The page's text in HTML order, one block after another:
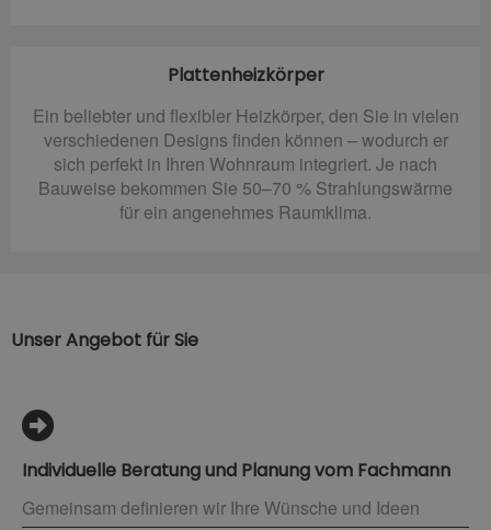
Plattenheizkörper
Ein beliebter und flexibler Heizkörper, den Sie in vielen
verschiedenen Designs finden können – wodurch er
sich perfekt in Ihren Wohnraum integriert. Je nach
Bauweise bekommen Sie 50–70 % Strahlungswärme
für ein angenehmes Raumklima.
Unser Angebot für Sie
Individuelle Beratung und Planung vom Fachmann
Gemeinsam definieren wir Ihre Wünsche und Ideen